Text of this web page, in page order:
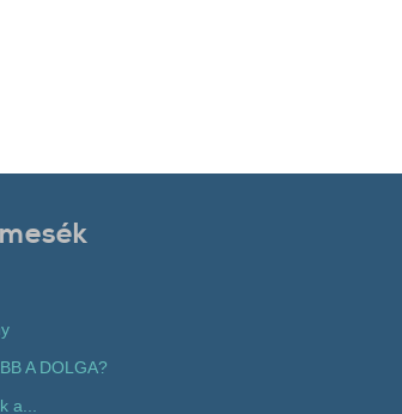
A DOLGA?
a...